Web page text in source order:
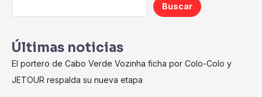
Buscar
Últimas noticias
El portero de Cabo Verde Vozinha ficha por Colo-Colo y
JETOUR respalda su nueva etapa